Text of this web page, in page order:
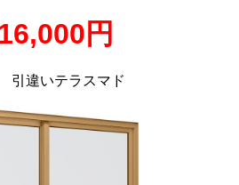
円
違いテラスマド